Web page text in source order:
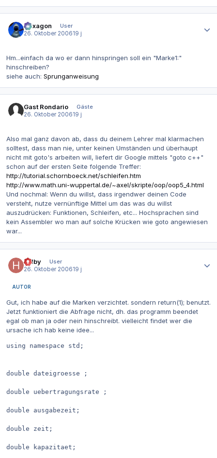
Hexagon
User
26. Oktober 200619 j
Hm...einfach da wo er dann hinspringen soll ein "Marke1:"
hinschreiben?
siehe auch: Sprunganweisung
Gast Rondario
Gäste
26. Oktober 200619 j
Also mal ganz davon ab, dass du deinem Lehrer mal klarmachen
solltest, dass man nie, unter keinen Umständen und überhaupt
nicht mit goto's arbeiten will, liefert dir Google mittels "goto c++"
schon auf der ersten Seite folgende Treffer:
http://tutorial.schornboeck.net/schleifen.htm
http://www.math.uni-wuppertal.de/~axel/skripte/oop/oop5_4.html
Und nochmal: Wenn du willst, dass irgendwer deinen Code
versteht, nutze vernünftige Mittel um das was du willst
auszudrücken: Funktionen, Schleifen, etc... Hochsprachen sind
kein Assembler wo man auf solche Krücken wie goto angewiesen
war...
helby
User
26. Oktober 200619 j
AUTOR
Gut, ich habe auf die Marken verzichtet. sondern return(1); benutzt.
Jetzt funktioniert die Abfrage nicht, dh. das programm beendet
egal ob man ja oder nein hinschreibt. vielleicht findet wer die
ursache ich hab keine idee...
using namespace std;
double dateigroesse ;
double uebertragungsrate ;
double ausgabezeit;
double zeit;
double kapazitaet;